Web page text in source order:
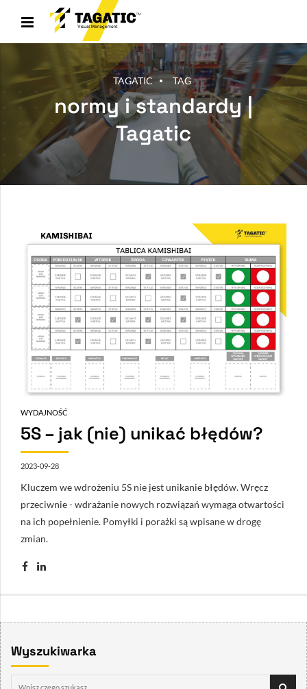
TAGATIC TAG
normy i standardy |
Tagatic
WYDAJNOŚĆ
5S – jak (nie) unikać błędów?
2023-09-28
Kluczem we wdrożeniu 5S nie jest unikanie błędów. Wręcz
przeciwnie - wdrażanie nowych rozwiązań wymaga otwartości
na ich popełnienie. Pomyłki i porażki są wpisane w drogę
zmian.
Wyszukiwarka